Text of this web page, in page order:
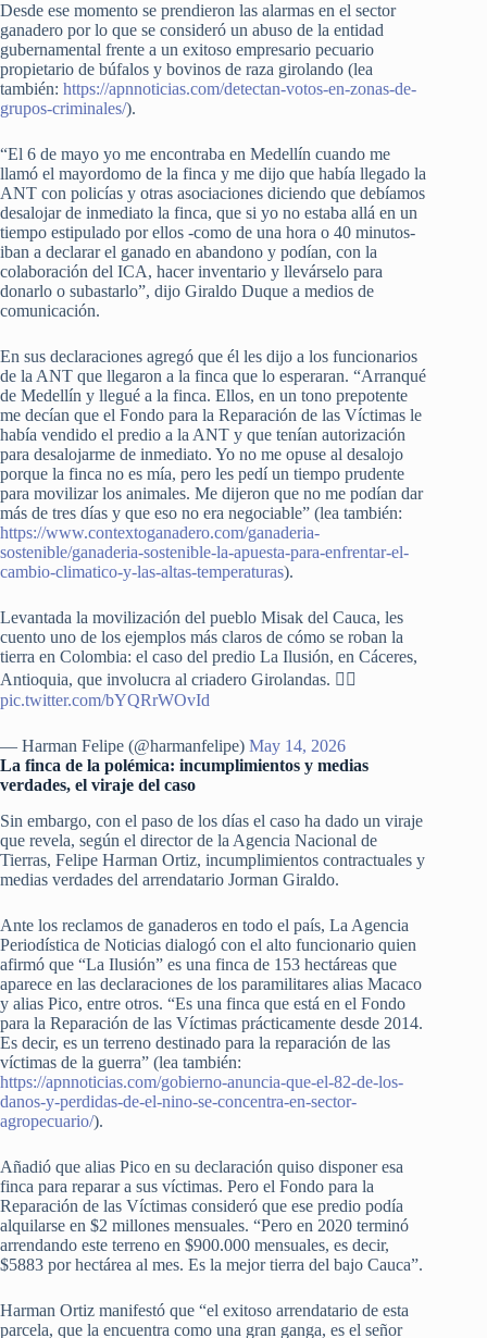
Desde ese momento se prendieron las alarmas en el sector
ganadero por lo que se consideró un abuso de la entidad
gubernamental frente a un exitoso empresario pecuario
propietario de búfalos y bovinos de raza girolando (lea
también: https://apnnoticias.com/detectan-votos-en-zonas-de-
grupos-criminales/).
“El 6 de mayo yo me encontraba en Medellín cuando me
llamó el mayordomo de la finca y me dijo que había llegado la
ANT con policías y otras asociaciones diciendo que debíamos
desalojar de inmediato la finca, que si yo no estaba allá en un
tiempo estipulado por ellos -como de una hora o 40 minutos-
iban a declarar el ganado en abandono y podían, con la
colaboración del ICA, hacer inventario y llevárselo para
donarlo o subastarlo”, dijo Giraldo Duque a medios de
comunicación.
En sus declaraciones agregó que él les dijo a los funcionarios
de la ANT que llegaron a la finca que lo esperaran. “Arranqué
de Medellín y llegué a la finca. Ellos, en un tono prepotente
me decían que el Fondo para la Reparación de las Víctimas le
había vendido el predio a la ANT y que tenían autorización
para desalojarme de inmediato. Yo no me opuse al desalojo
porque la finca no es mía, pero les pedí un tiempo prudente
para movilizar los animales. Me dijeron que no me podían dar
más de tres días y que eso no era negociable” (lea también:
https://www.contextoganadero.com/ganaderia-
sostenible/ganaderia-sostenible-la-apuesta-para-enfrentar-el-
cambio-climatico-y-las-altas-temperaturas).
Levantada la movilización del pueblo Misak del Cauca, les
cuento uno de los ejemplos más claros de cómo se roban la
tierra en Colombia: el caso del predio La Ilusión, en Cáceres,
Antioquia, que involucra al criadero Girolandas. 👇🏻
pic.twitter.com/bYQRrWOvId
— Harman Felipe (@harmanfelipe) May 14, 2026
La finca de la polémica: incumplimientos y medias
verdades, el viraje del caso
Sin embargo, con el paso de los días el caso ha dado un viraje
que revela, según el director de la Agencia Nacional de
Tierras, Felipe Harman Ortiz, incumplimientos contractuales y
medias verdades del arrendatario Jorman Giraldo.
Ante los reclamos de ganaderos en todo el país, La Agencia
Periodística de Noticias dialogó con el alto funcionario quien
afirmó que “La Ilusión” es una finca de 153 hectáreas que
aparece en las declaraciones de los paramilitares alias Macaco
y alias Pico, entre otros. “Es una finca que está en el Fondo
para la Reparación de las Víctimas prácticamente desde 2014.
Es decir, es un terreno destinado para la reparación de las
víctimas de la guerra” (lea también:
https://apnnoticias.com/gobierno-anuncia-que-el-82-de-los-
danos-y-perdidas-de-el-nino-se-concentra-en-sector-
agropecuario/).
Añadió que alias Pico en su declaración quiso disponer esa
finca para reparar a sus víctimas. Pero el Fondo para la
Reparación de las Víctimas consideró que ese predio podía
alquilarse en $2 millones mensuales. “Pero en 2020 terminó
arrendando este terreno en $900.000 mensuales, es decir,
$5883 por hectárea al mes. Es la mejor tierra del bajo Cauca”.
Harman Ortiz manifestó que “el exitoso arrendatario de esta
parcela, que la encuentra como una gran ganga, es el señor